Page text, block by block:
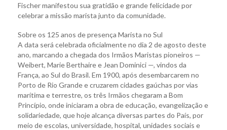
Fischer manifestou sua gratidão e grande felicidade por
celebrar a missão marista junto da comunidade.
Sobre os 125 anos de presença Marista no Sul
A data será celebrada oficialmente no dia 2 de agosto deste
ano, marcando a chegada dos Irmãos Maristas pioneiros —
Weibert, Marie Berthaire e Jean Dominici —, vindos da
França, ao Sul do Brasil. Em 1900, após desembarcarem no
Porto de Rio Grande e cruzarem cidades gaúchas por vias
marítima e terrestre, os três Irmãos chegaram a Bom
Princípio, onde iniciaram a obra de educação, evangelização e
solidariedade, que hoje alcança diversas partes do País, por
meio de escolas, universidade, hospital, unidades sociais e